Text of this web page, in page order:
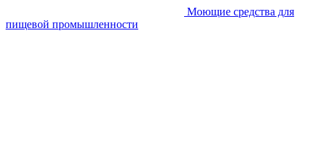
Моющие средства для
пищевой промышленности